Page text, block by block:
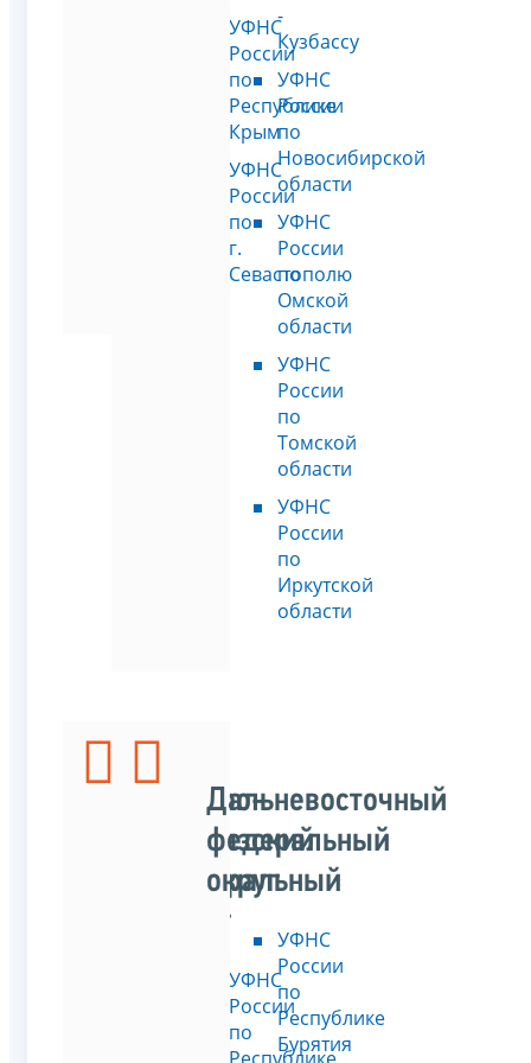
УФНС
России
по
Республике
Крым
УФНС
России
по
г.
Севастополю
-
Кузбассу
УФНС
России
по
Новосибирской
области
УФНС
России
по
Омской
области
УФНС
России
по
Томской
области
УФНС
России
по
Иркутской
области
Северо-
Кавказский
федеральный
округ
УФНС
России
по
Дальневосточный
федеральный
округ
УФНС
России
по
Республике
Бурятия